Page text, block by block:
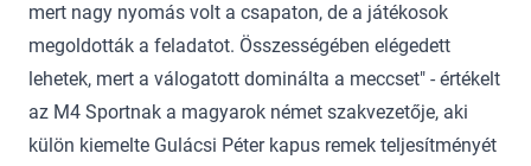
mert nagy nyomás volt a csapaton, de a játékosok
megoldották a feladatot. Összességében elégedett
lehetek, mert a válogatott dominálta a meccset" - értékelt
az M4 Sportnak a magyarok német szakvezetője, aki
külön kiemelte Gulácsi Péter kapus remek teljesítményét